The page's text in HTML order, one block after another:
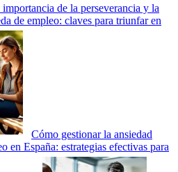
de la perseverancia y la
de empleo: claves para triunfar en
Cómo gestionar la ansiedad
en España: estrategias efectivas para